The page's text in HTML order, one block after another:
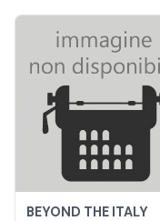
BEYOND THE ITALY